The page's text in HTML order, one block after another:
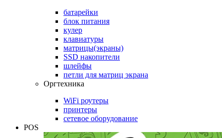
батарейки
блок питания
кулер
клавиатуры
матрицы(экраны)
SSD накопители
шлейфы
петли для матриц экрана
Оргтехника
WiFi роутеры
принтеры
сетевое оборудование
POS